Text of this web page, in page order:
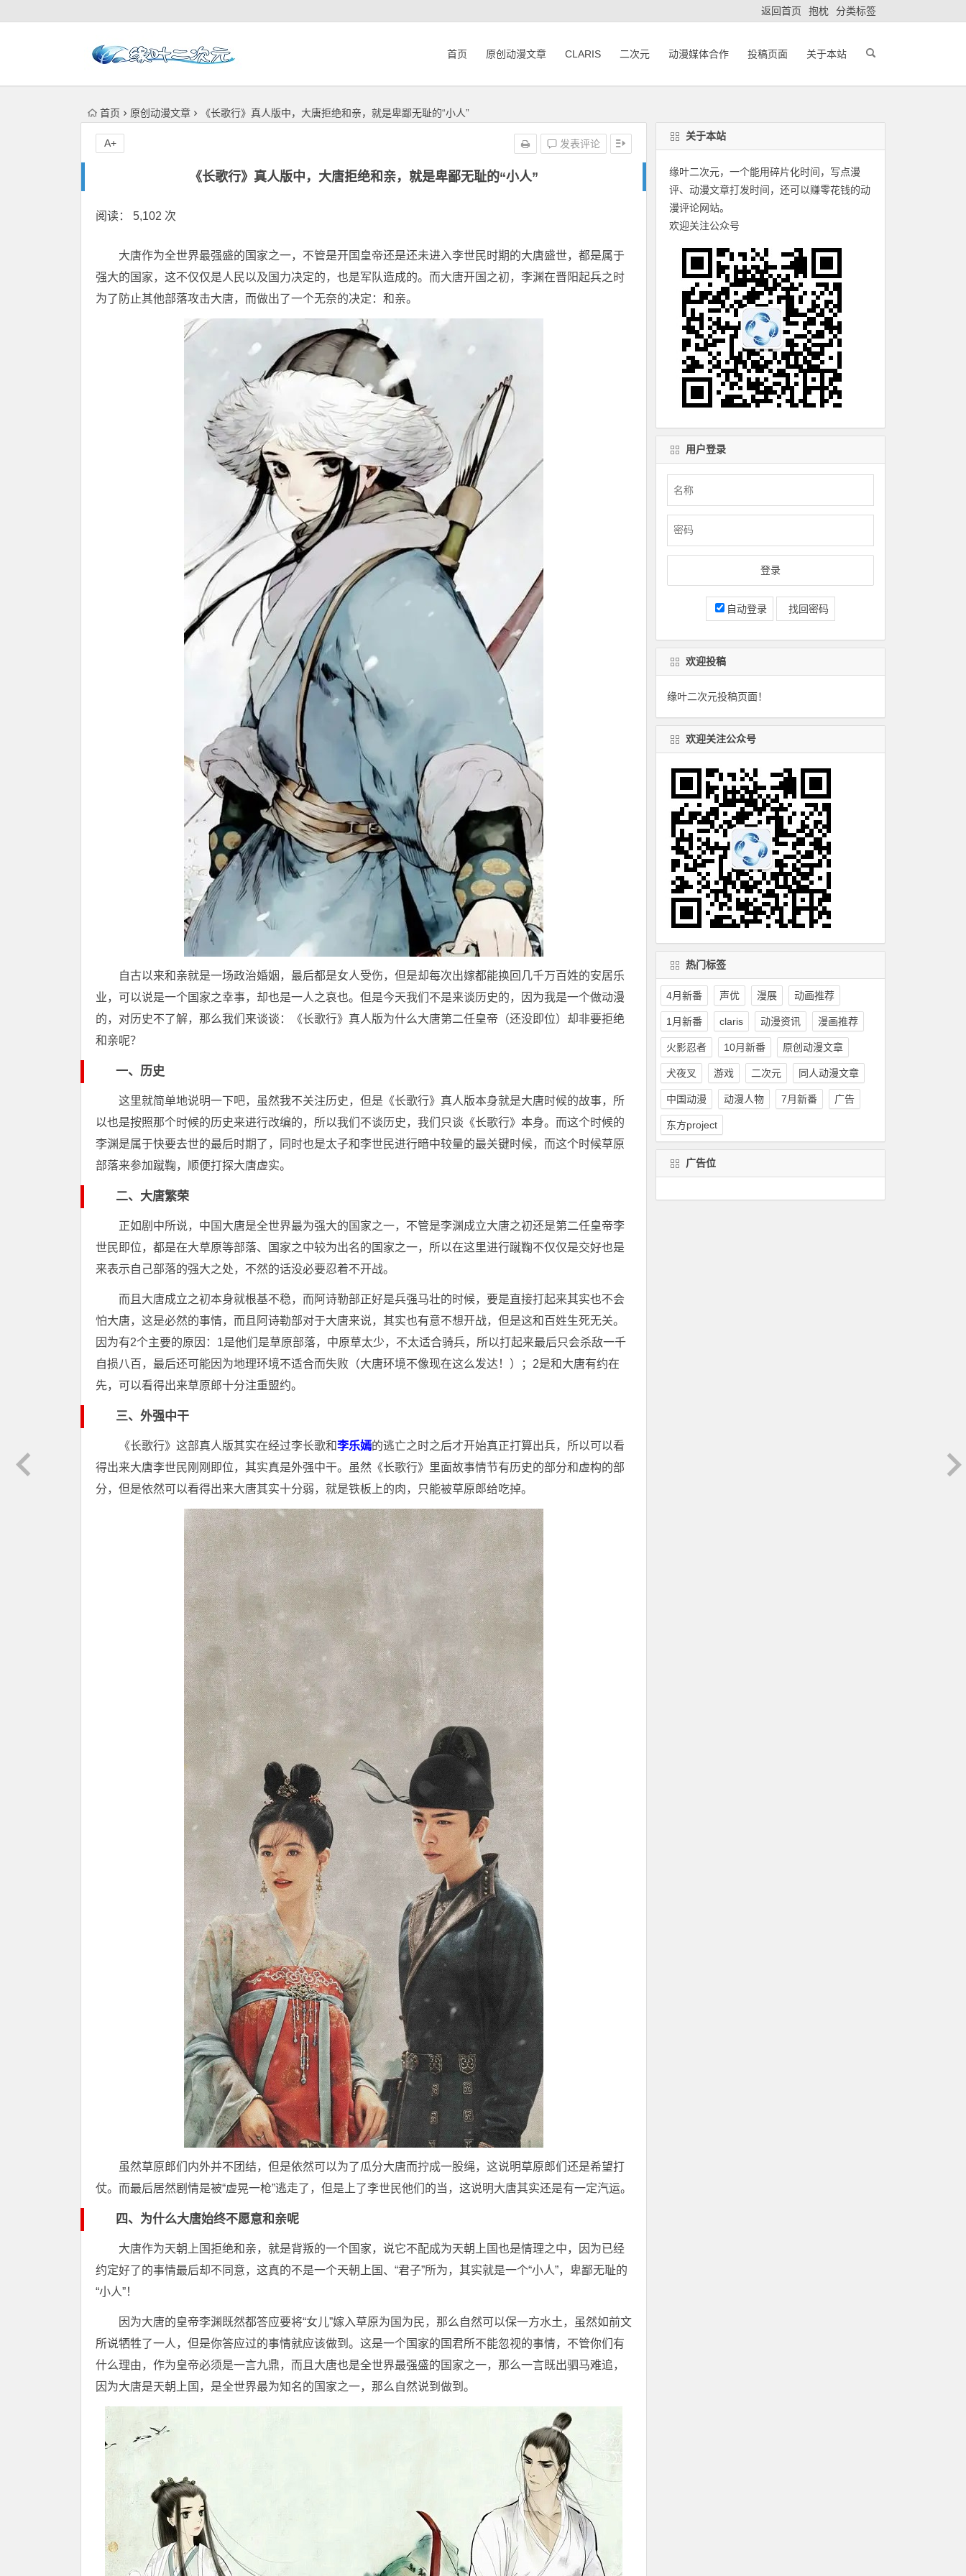
返回首页 抱枕 分类标签
首页 原创动漫文章 CLARIS 二次元 动漫媒体合作 投稿页面 关于本站
首页 原创动漫文章 《长歌行》真人版中，大唐拒绝和亲，就是卑鄙无耻的“小人”
《长歌行》真人版中，大唐拒绝和亲，就是卑鄙无耻的“小人”
发表评论
A+
阅读： 5,102 次
大唐作为全世界最强盛的国家之一，不管是开国皇帝还是还未进入李世民时期的大唐盛世，都是属于
强大的国家，这不仅仅是人民以及国力决定的，也是军队造成的。而大唐开国之初，李渊在晋阳起兵之时
为了防止其他部落攻击大唐，而做出了一个无奈的决定：和亲。
自古以来和亲就是一场政治婚姻，最后都是女人受伤，但是却每次出嫁都能换回几千万百姓的安居乐
业，可以说是一个国家之幸事，却也是一人之哀也。但是今天我们不是来谈历史的，因为我是一个做动漫
的，对历史不了解，那么我们来谈谈：《长歌行》真人版为什么大唐第二任皇帝（还没即位）却非要拒绝
和亲呢？
一、历史
这里就简单地说明一下吧，虽然我不关注历史，但是《长歌行》真人版本身就是大唐时候的故事，所
以也是按照那个时候的历史来进行改编的，所以我们不谈历史，我们只谈《长歌行》本身。而这个时候的
李渊是属于快要去世的最后时期了，同时也是太子和李世民进行暗中较量的最关键时候，而这个时候草原
部落来参加蹴鞠，顺便打探大唐虚实。
二、大唐繁荣
正如剧中所说，中国大唐是全世界最为强大的国家之一，不管是李渊成立大唐之初还是第二任皇帝李
世民即位，都是在大草原等部落、国家之中较为出名的国家之一，所以在这里进行蹴鞠不仅仅是交好也是
来表示自己部落的强大之处，不然的话没必要忍着不开战。
而且大唐成立之初本身就根基不稳，而阿诗勒部正好是兵强马壮的时候，要是直接打起来其实也不会
怕大唐，这是必然的事情，而且阿诗勒部对于大唐来说，其实也有意不想开战，但是这和百姓生死无关。
因为有2个主要的原因：1是他们是草原部落，中原草太少，不太适合骑兵，所以打起来最后只会杀敌一千
自损八百，最后还可能因为地理环境不适合而失败（大唐环境不像现在这么发达！）；2是和大唐有约在
先，可以看得出来草原郎十分注重盟约。
三、外强中干
《长歌行》这部真人版其实在经过李长歌和李乐嫣的逃亡之时之后才开始真正打算出兵，所以可以看
得出来大唐李世民刚刚即位，其实真是外强中干。虽然《长歌行》里面故事情节有历史的部分和虚构的部
分，但是依然可以看得出来大唐其实十分弱，就是铁板上的肉，只能被草原郎给吃掉。
虽然草原郎们内外并不团结，但是依然可以为了瓜分大唐而拧成一股绳，这说明草原郎们还是希望打
仗。而最后居然剧情是被“虚晃一枪”逃走了，但是上了李世民他们的当，这说明大唐其实还是有一定汽运。
四、为什么大唐始终不愿意和亲呢
大唐作为天朝上国拒绝和亲，就是背叛的一个国家，说它不配成为天朝上国也是情理之中，因为已经
约定好了的事情最后却不同意，这真的不是一个天朝上国、“君子”所为，其实就是一个“小人”，卑鄙无耻的
“小人”！
因为大唐的皇帝李渊既然都答应要将“女儿”嫁入草原为国为民，那么自然可以保一方水土，虽然如前文
所说牺牲了一人，但是你答应过的事情就应该做到。这是一个国家的国君所不能忽视的事情，不管你们有
什么理由，作为皇帝必须是一言九鼎，而且大唐也是全世界最强盛的国家之一，那么一言既出驷马难追，
因为大唐是天朝上国，是全世界最为知名的国家之一，那么自然说到做到。
关于本站
缘叶二次元，一个能用碎片化时间，写点漫
评、动漫文章打发时间，还可以赚零花钱的动
漫评论网站。
欢迎关注公众号
用户登录
自动登录 找回密码
欢迎投稿
缘叶二次元投稿页面！
欢迎关注公众号
热门标签
4月新番 声优 漫展 动画推荐
1月新番 claris 动漫资讯 漫画推荐
火影忍者 10月新番 原创动漫文章
犬夜叉 游戏 二次元 同人动漫文章
中国动漫 动漫人物 7月新番 广告
东方project
广告位